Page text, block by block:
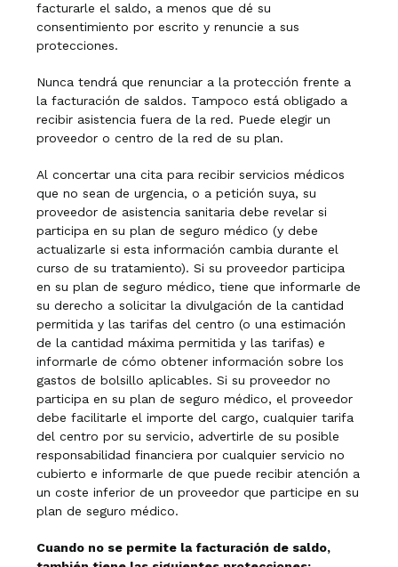
facturarle el saldo, a menos que dé su
consentimiento por escrito y renuncie a sus
protecciones.
Nunca tendrá que renunciar a la protección frente a
la facturación de saldos. Tampoco está obligado a
recibir asistencia fuera de la red. Puede elegir un
proveedor o centro de la red de su plan.
Al concertar una cita para recibir servicios médicos
que no sean de urgencia, o a petición suya, su
proveedor de asistencia sanitaria debe revelar si
participa en su plan de seguro médico (y debe
actualizarle si esta información cambia durante el
curso de su tratamiento). Si su proveedor participa
en su plan de seguro médico, tiene que informarle de
su derecho a solicitar la divulgación de la cantidad
permitida y las tarifas del centro (o una estimación
de la cantidad máxima permitida y las tarifas) e
informarle de cómo obtener información sobre los
gastos de bolsillo aplicables. Si su proveedor no
participa en su plan de seguro médico, el proveedor
debe facilitarle el importe del cargo, cualquier tarifa
del centro por su servicio, advertirle de su posible
responsabilidad financiera por cualquier servicio no
cubierto e informarle de que puede recibir atención a
un coste inferior de un proveedor que participe en su
plan de seguro médico.
Cuando no se permite la facturación de saldo,